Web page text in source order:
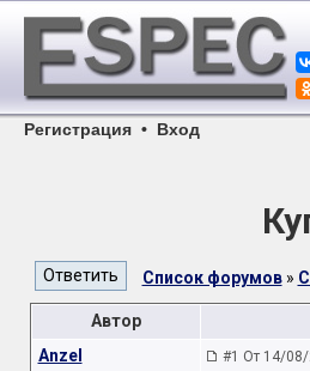
Регистрация • Вход
Список форумов»
Автор
Anzel
#1 От 14/